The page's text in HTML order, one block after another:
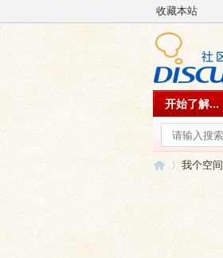
收藏本站
开始了解...
我个空间